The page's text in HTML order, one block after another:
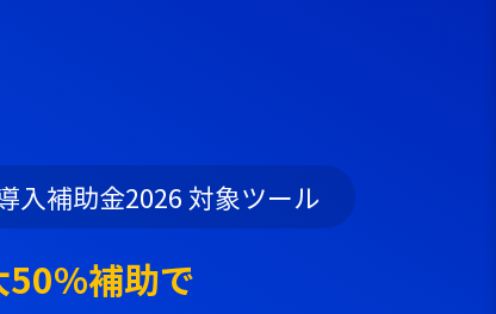
入補助金2026 対象ツール
50%補助で